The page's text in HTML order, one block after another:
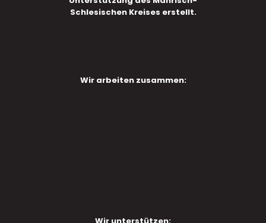
Schlesischen Kreises erstellt.
Wir arbeiten zusammen: